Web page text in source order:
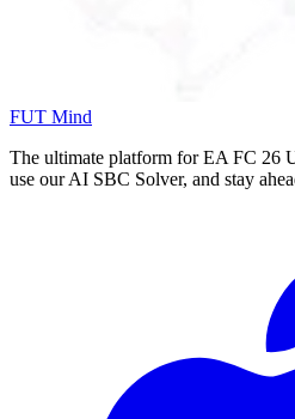
FUT Mind
The ultimate platform for EA FC 26
use our AI SBC Solver, and stay